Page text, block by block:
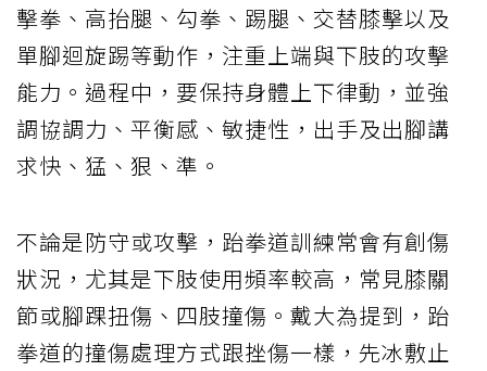
擊拳、高抬腿、勾拳、踢腿、交替膝擊以及
單腳迴旋踢等動作，注重上端與下肢的攻擊
能力。過程中，要保持身體上下律動，並強
調協調力、平衡感、敏捷性，出手及出腳講
求快、猛、狠、準。
不論是防守或攻擊，跆拳道訓練常會有創傷
狀況，尤其是下肢使用頻率較高，常見膝關
節或腳踝扭傷、四肢撞傷。戴大為提到，跆
拳道的撞傷處理方式跟挫傷一樣，先冰敷止